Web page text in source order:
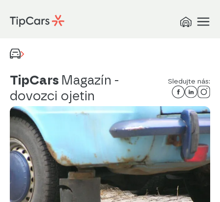
TipCars Magazín -
dovozci ojetin
Sledujte nás: